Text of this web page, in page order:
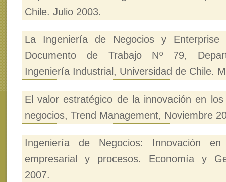
Chile. Julio 2003.
La Ingeniería de Negocios y Enterprise
Documento de Trabajo Nº 79,
Ingeniería Industrial, Universidad de Chile.
El valor estratégico de la innovación en
negocios, Trend Management, Noviembre
Ingeniería de Negocios: Innovación en
empresarial y procesos. Economía y
2007.